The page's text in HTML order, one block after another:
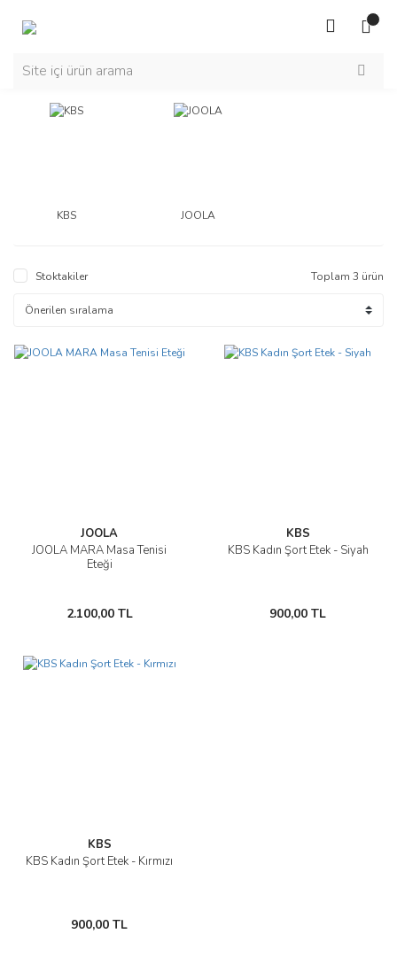
KBS JOOLA
Stoktakiler Toplam 3 ürün
JOOLA
JOOLA MARA Masa Tenisi
Eteği
2.100,00 TL
KBS
KBS Kadın Şort Etek - Siyah
900,00 TL
KBS
KBS Kadın Şort Etek - Kırmızı
900,00 TL